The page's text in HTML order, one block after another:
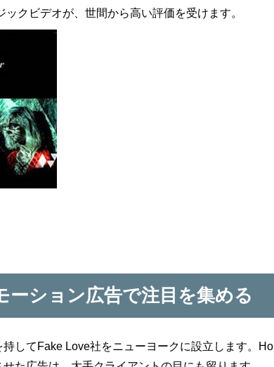
クビデオが、世間から高い評価を受けます。
ーション広告で注目を集める
してFake Love社をニューヨークに設立します。